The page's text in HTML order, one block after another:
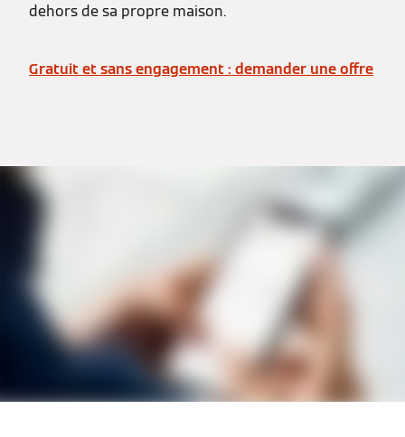
dehors de sa propre maison.
Gratuit et sans engagement : demander une offre